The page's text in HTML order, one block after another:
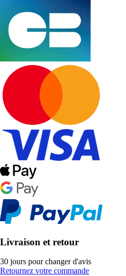
Livraison et retour
30 jours pour changer d'avis
Retournez votre commande